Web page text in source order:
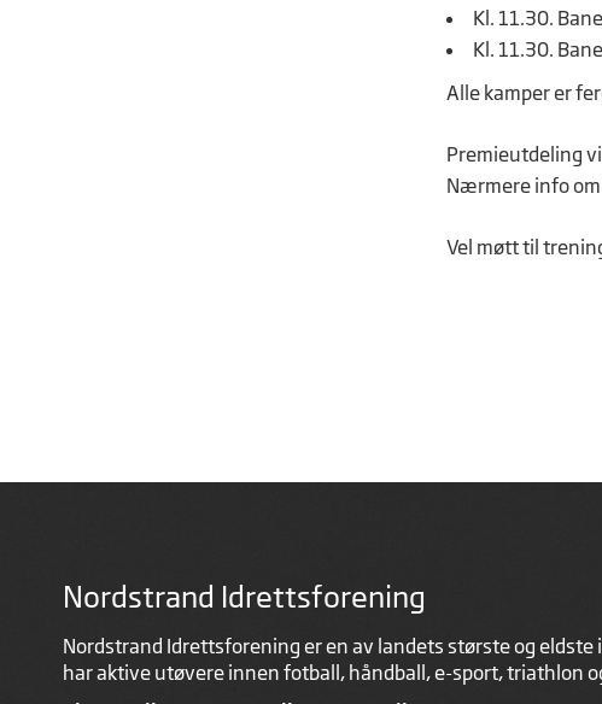
Kl. 11.30.
Kl. 11.30.
Alle kamper er
Premieutdeling
Nærmere info
Vel møtt til
Nordstrand Idrettsforening
Nordstrand Idrettsforening er en av landets største og
har aktive utøvere innen fotball, håndball, e-sport, triathlon